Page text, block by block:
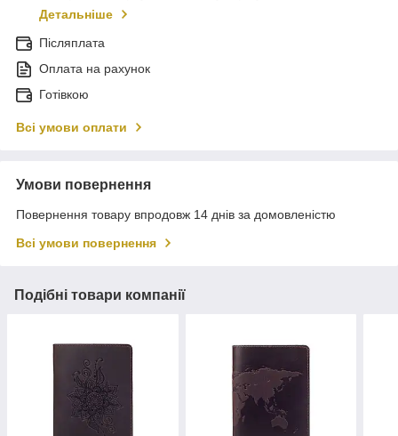
Детальніше
Післяплата
Оплата на рахунок
Готівкою
Всі умови оплати
Умови повернення
Повернення товару впродовж 14 днів за домовленістю
Всі умови повернення
Подібні товари компанії